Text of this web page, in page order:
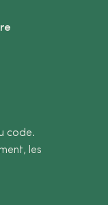
code.
les